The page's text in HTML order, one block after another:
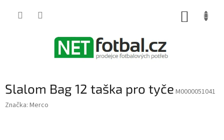
Slalom Bag 12 taška pro tyče M0000051041
Značka: Merco